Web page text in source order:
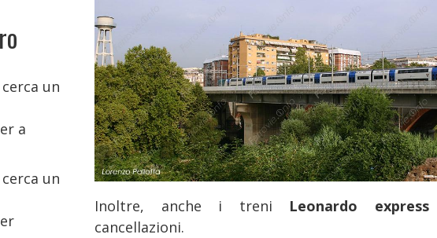
un
a
un
Inoltre, anche i treni Leonardo express
cancellazioni.